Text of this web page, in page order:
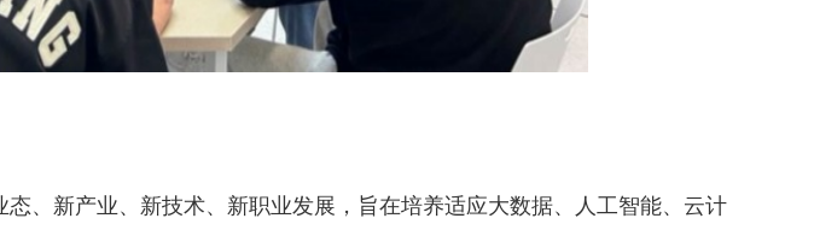
、新产业、新技术、新职业发展，旨在培养适应大数据、人工智能、云计